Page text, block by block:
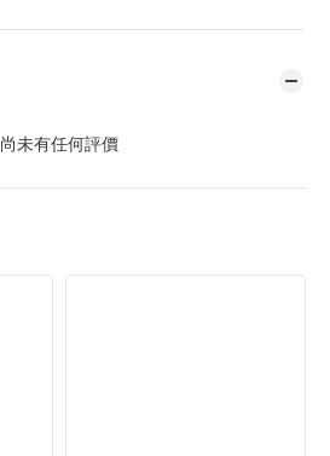
尚未有任何評價